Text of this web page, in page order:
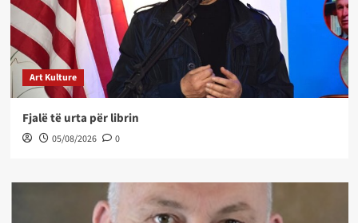
Art Kulture
Fjalë të urta për librin
05/08/2026 0